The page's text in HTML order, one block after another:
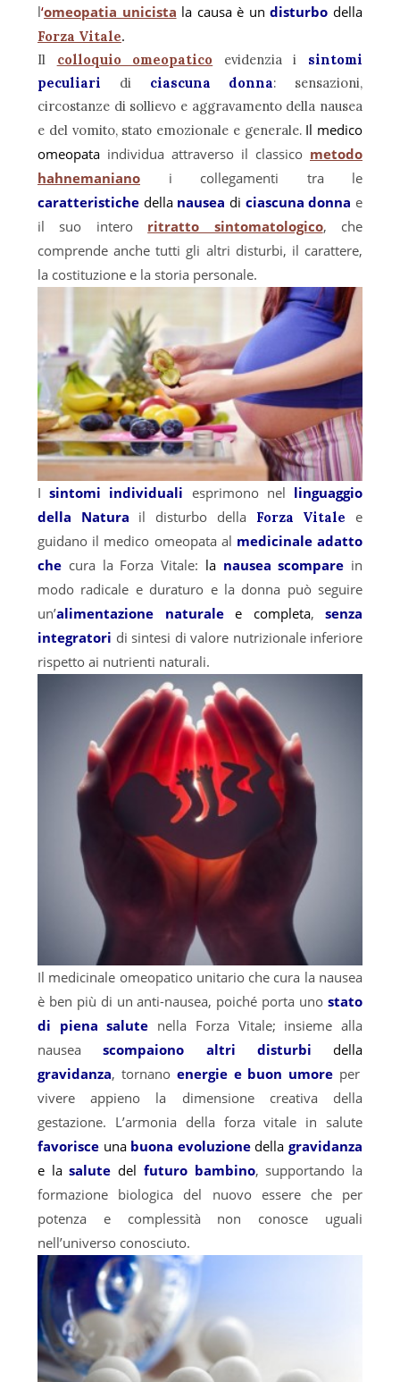
l‘omeopatia unicista la causa è undisturbodella
Forza Vitale.
Il colloquio omeopatico evidenzia i sintomi
peculiari
di ciascuna donna: sensazioni,
circostanze di sollievo e aggravamento della nausea
e del vomito, stato emozionale e generale. Il medico
omeopata individua attraverso il classico metodo
hahnemaniano
i collegamenti tra le
caratteristiche dellanauseadi ciascuna donna e
il suo intero ritratto sintomatologico, che
comprende anche tutti gli altri disturbi, il carattere,
la costituzione e la storia personale.
Isintomi individuali esprimono nel linguaggio
della Natura il disturbo della Forza Vitale
e
guidano il medico omeopata al medicinale adatto
che cura la Forza Vitale: lanausea scompare in
modo radicale e duraturo e la donna può seguire
un’alimentazione naturale e completa,
senza
integratori di sintesi di valore nutrizionale inferiore
rispetto ai nutrienti naturali.
Il medicinale omeopatico unitario che cura la nausea
è ben più di un anti-nausea, poiché porta uno stato
di piena salute nella Forza Vitale; insieme alla
nauseascompaiono altri disturbi della
gravidanza, tornano energie e buon umore per
vivere appieno la dimensione creativa della
gestazione. L’armonia della forza vitale in salute
favorisce unabuona evoluzionedella gravidanza
e lasalutedel futuro bambino, supportando la
formazione biologica del nuovo essere che per
potenza e complessità non conosce uguali
nell’universo conosciuto.